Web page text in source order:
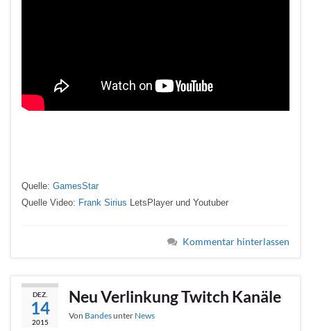
Quelle: GamesStar
Quelle Video: Frank Sirius LetsPlayer und Youtuber
Kommentar hinterlassen
DEZ.
14
2015
Neu Verlinkung Twitch Kanäle
Von Bandesunter News